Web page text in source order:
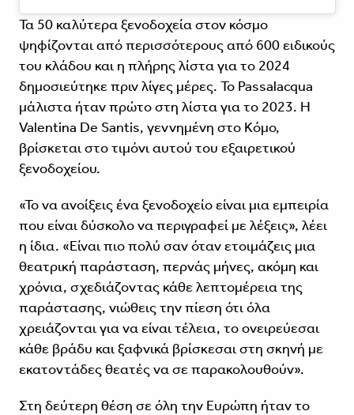
Τα 50 καλύτερα ξενοδοχεία στον κόσμο
ψηφίζονται από περισσότερους από 600 ειδικούς
του κλάδου και η πλήρης λίστα για το 2024
δημοσιεύτηκε πριν λίγες μέρες. Το Passalacqua
μάλιστα ήταν πρώτο στη λίστα για το 2023. Η
Valentina De Santis, γεννημένη στο Κόμο,
βρίσκεται στο τιμόνι αυτού του εξαιρετικού
ξενοδοχείου.
«Το να ανοίξεις ένα ξενοδοχείο είναι μια εμπειρία
που είναι δύσκολο να περιγραφεί με λέξεις», λέει
η ίδια. «Είναι πιο πολύ σαν όταν ετοιμάζεις μια
θεατρική παράσταση, περνάς μήνες, ακόμη και
χρόνια, σχεδιάζοντας κάθε λεπτομέρεια της
παράστασης, νιώθεις την πίεση ότι όλα
χρειάζονται για να είναι τέλεια, το ονειρεύεσαι
κάθε βράδυ και ξαφνικά βρίσκεσαι στη σκηνή με
εκατοντάδες θεατές να σε παρακολουθούν».
Στη δεύτερη θέση σε όλη την Ευρώπη ήταν το